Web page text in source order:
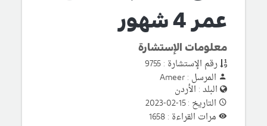
عمر 4 شهور
معلومات الإستشارة
رقم الإستشارة : 9755
المرسل : Ameer
البلد : الأردن
التاريخ : 15-02-2023
مرات القراءة : 1658